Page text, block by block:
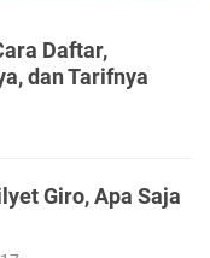
Daftar,
dan Tarifnya
Giro, Apa Saja